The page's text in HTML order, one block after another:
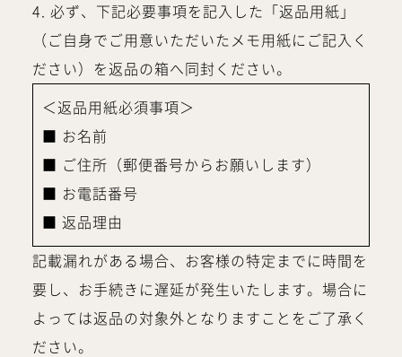
4. 必ず、下記必要事項を記入した「返品用紙」
（ご自身でご用意いただいたメモ用紙にご記入く
ださい）を返品の箱へ同封ください。
＜返品用紙必須事項＞
■ お名前
■ ご住所（郵便番号からお願いします）
■ お電話番号
■ 返品理由
記載漏れがある場合、お客様の特定までに時間を
要し、お手続きに遅延が発生いたします。場合に
よっては返品の対象外となりますことをご了承く
ださい。